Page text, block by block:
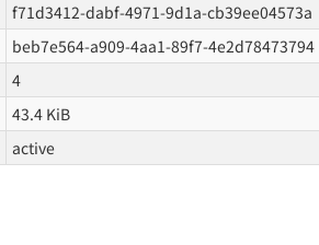
f71d3412-dabf-4971-9d1a-cb39ee04573a
beb7e564-a909-4aa1-89f7-4e2d78473794
4
43.4 KiB
active